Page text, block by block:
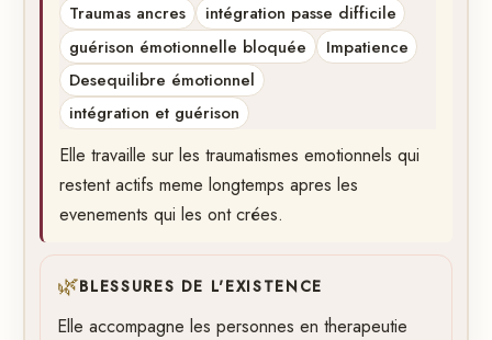
Traumas ancres
intégration passe difficile
guérison émotionnelle bloquée
Impatience
Desequilibre émotionnel
intégration et guérison
Elle travaille sur les traumatismes emotionnels qui
restent actifs meme longtemps apres les
evenements qui les ont crées.
🌿BLESSURES DE L'EXISTENCE
Elle accompagne les personnes en therapeutie